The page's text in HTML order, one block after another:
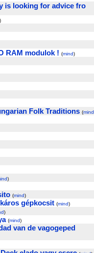
is looking for advice fro
)
RAM modulok ! (mind)
Folk Traditions (mind
)
(mind)
gépkocsit (mind)
)
(mind)
van de vagogeped